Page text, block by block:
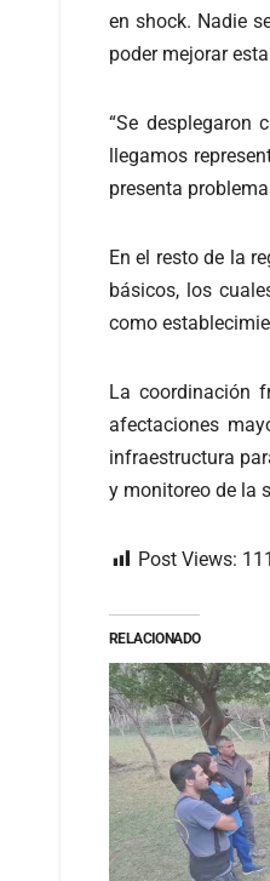
en shock. Nadie
poder mejorar
“Se desplegaron
llegamos
presenta
En el resto de la
básicos, los
como
La coordinación
afectaciones
infraestructura
y monitoreo de la
Post Views: 111
RELACIONADO